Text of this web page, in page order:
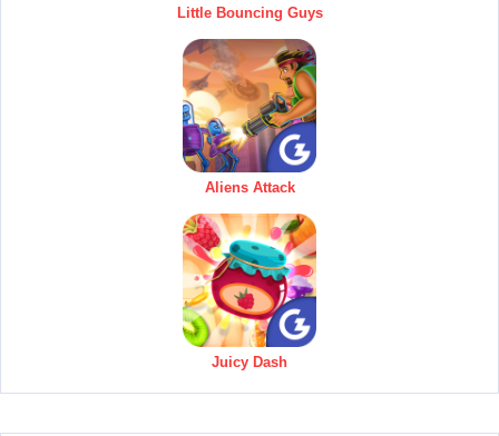
Little Bouncing Guys
Aliens Attack
Juicy Dash